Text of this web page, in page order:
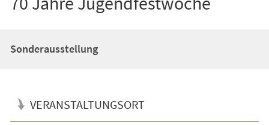
Sonderausstellung
VERANSTALTUNGSORT